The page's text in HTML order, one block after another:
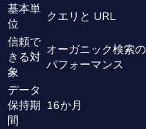
基本単
位
クエリと URL
信頼で
きる対
象
オーガニック検索の
パフォーマンス
データ
保持期
間
16か月